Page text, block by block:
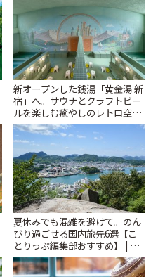
新オープンした銭湯「黄金湯 新
宿」へ。サウナとクラフトビー
ルを楽しむ癒やしのレトロ空間
| ことりっぷ
夏休みでも混雑を避けて。のん
びり過ごせる国内旅先6選【こ
とりっぷ編集部おすすめ】 | こ
とりっぷ